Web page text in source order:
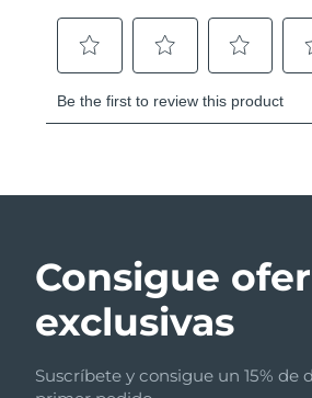
Consigue
exclusivas
Suscríbete y consigue un 15% de